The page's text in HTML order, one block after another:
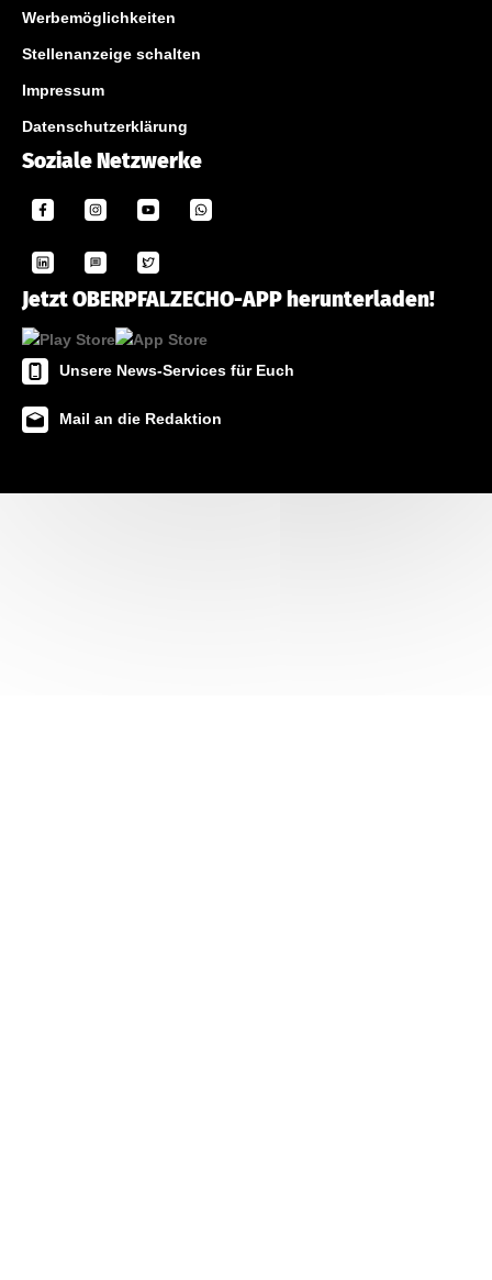
Werbemöglichkeiten
Stellenanzeige schalten
Impressum
Datenschutzerklärung
Soziale Netzwerke
Jetzt OBERPFALZECHO-APP herunterladen!
Unsere News-Services für Euch
Mail an die Redaktion